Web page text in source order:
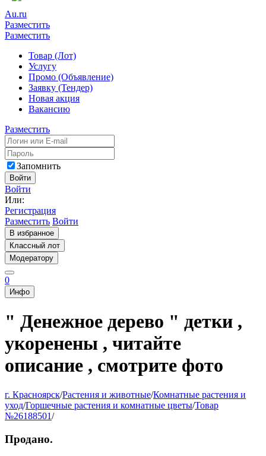
Au.ru
Разместить
Разместить
Товар (Лот)
Услугу
Промо (Объявление)
Заявку (Тендер)
Новая акция
Вакансию
Разместить
Запомнить
Войти
Войти
Или:
Регистрация
Разместить Войти
В избранное
Классный лот
Модератору
0
Инфо
" Денежное дерево " детки ,
укоренены , читайте
описание , смотрите фото
г. Красноярск/Растения и животные/Комнатные растения и
уход/Горшечные растения и комнатные цветы/Товар
№26188501/
Продано.